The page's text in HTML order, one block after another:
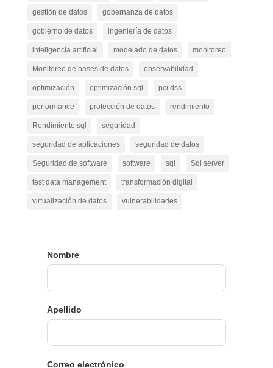
gestión de datos gobernanza de datos
gobierno de datos ingeniería de datos
inteligencia artificial modelado de datos monitoreo
Monitoreo de bases de datos observabilidad
optimización optimización sql pci dss
performance protección de datos rendimiento
Rendimiento sql seguridad
seguridad de aplicaciones seguridad de datos
Seguridad de software software sql Sql server
test data management transformación digital
virtualización de datos vulnerabilidades